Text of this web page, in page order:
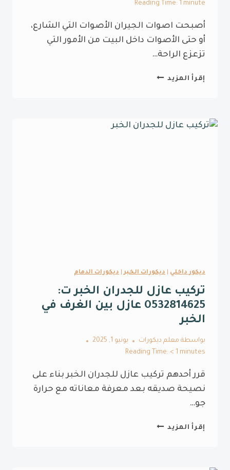
Reading Time: 1 minute
أصبحت اصوات الجيران الأصوات التي الشارع،
أو حتى الأصوات داخل البيت من الأمور التي
تزعزع الراحة…
إقرأ المزيد تركيب
الدمام
ديكور داخلي ديكورات الخبر| ديكورات الدمام
تركيب عازل للجدران الخبر ت:
0532814625 عازل بين الغرف في
الخبر
بواسطة معلم ديكورات
يونيو 1, 2025
Reading Time: < 1 minutes
قرر أحدهم تركيب عازل للجدران الخبر بناء على
نصيحة صديقه بعد معرفة معاناته مع حرارة
جو…
إقرأ المزيد تركيب